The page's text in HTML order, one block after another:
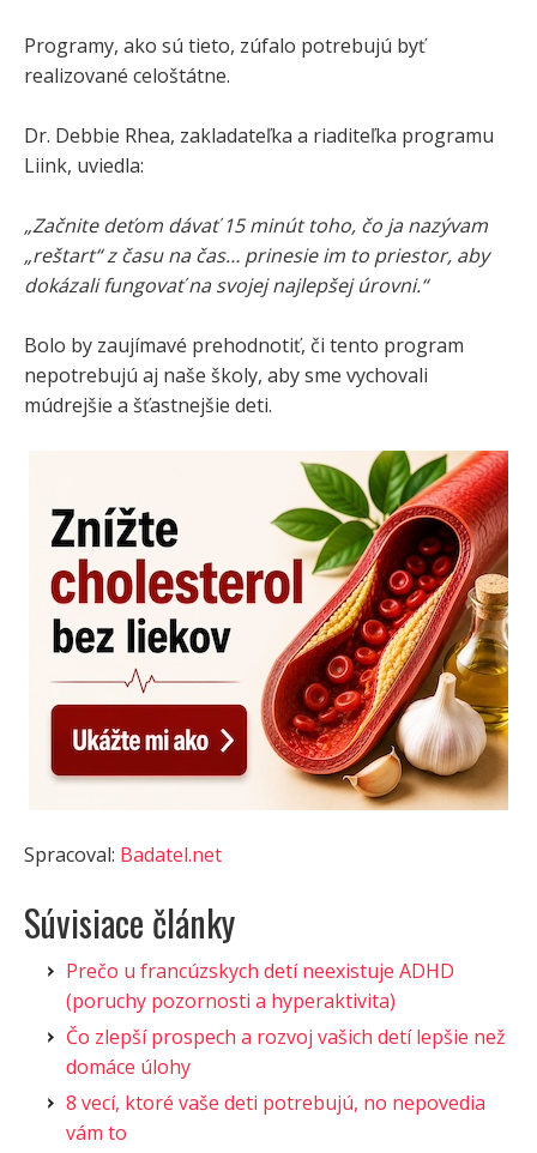
Programy, ako sú tieto, zúfalo potrebujú byť
realizované celoštátne.
Dr. Debbie Rhea, zakladateľka a riaditeľka programu
Liink, uviedla:
„Začnite deťom dávať 15 minút toho, čo ja nazývam
„reštart“ z času na čas… prinesie im to priestor, aby
dokázali fungovať na svojej najlepšej úrovni.“
Bolo by zaujímavé prehodnotiť, či tento program
nepotrebujú aj naše školy, aby sme vychovali
múdrejšie a šťastnejšie deti.
Spracoval: Badatel.net
Súvisiace články
Prečo u francúzskych detí neexistuje ADHD
(poruchy pozornosti a hyperaktivita)
Čo zlepší prospech a rozvoj vašich detí lepšie než
domáce úlohy
8 vecí, ktoré vaše deti potrebujú, no nepovedia
vám to